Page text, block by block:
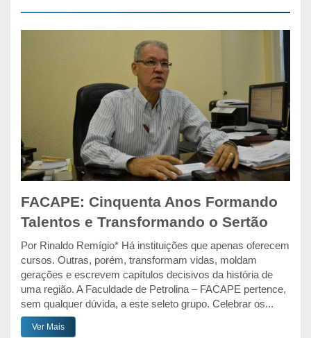
FACAPE: Cinquenta Anos Formando
Talentos e Transformando o Sertão
Por Rinaldo Remígio* Há instituições que apenas oferecem
cursos. Outras, porém, transformam vidas, moldam
gerações e escrevem capítulos decisivos da história de
uma região. A Faculdade de Petrolina – FACAPE pertence,
sem qualquer dúvida, a este seleto grupo. Celebrar os...
Ver Mais